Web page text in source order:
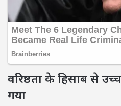
वरिष्ठता के हिसाब से उच्च
गया